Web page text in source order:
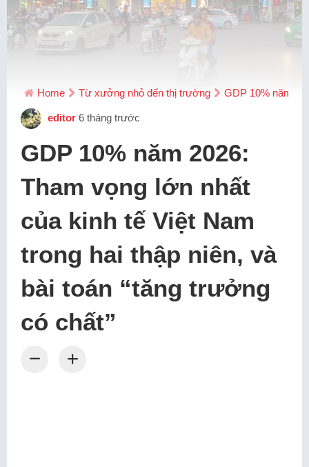
Home Từ xưởng nhỏ đến thị trường GDP 10% năm
editor 6 tháng trước
GDP 10% năm 2026:
Tham vọng lớn nhất
của kinh tế Việt Nam
trong hai thập niên, và
bài toán “tăng trưởng
có chất”